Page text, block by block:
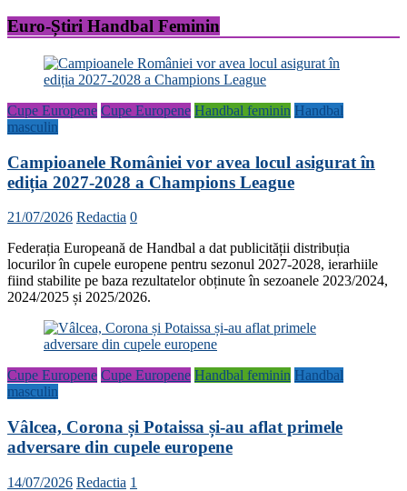
Euro-Știri Handbal Feminin
Cupe Europene Cupe Europene Handbal feminin Handbal
masculin
Campioanele României vor avea locul asigurat în
ediția 2027-2028 a Champions League
21/07/2026 Redactia 0
Federația Europeană de Handbal a dat publicității distribuția
locurilor în cupele europene pentru sezonul 2027-2028, ierarhiile
fiind stabilite pe baza rezultatelor obținute în sezoanele 2023/2024,
2024/2025 și 2025/2026.
Cupe Europene Cupe Europene Handbal feminin Handbal
masculin
Vâlcea, Corona și Potaissa și-au aflat primele
adversare din cupele europene
14/07/2026 Redactia 1